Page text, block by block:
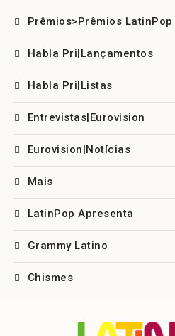
Prêmios>Prêmios LatinPop
Habla Pri|Lançamentos
Habla Pri|Listas
Entrevistas|Eurovision
Eurovision|Notícias
Mais
LatinPop Apresenta
Grammy Latino
Chismes